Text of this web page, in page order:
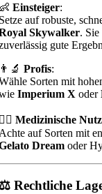
Einsteiger:
auf robuste,
Skywalker.
gute
Profis:
Sorten mit
Imperium X oder
Medizinische
auf Sorten mit
Dream oder
Rechtliche